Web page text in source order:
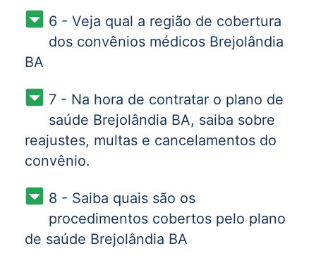
6 - Veja qual a região de cobertura
dos convênios médicos Brejolândia
BA
7 - Na hora de contratar o plano de
saúde Brejolândia BA, saiba sobre
reajustes, multas e cancelamentos do
convênio.
8 - Saiba quais são os
procedimentos cobertos pelo plano
de saúde Brejolândia BA